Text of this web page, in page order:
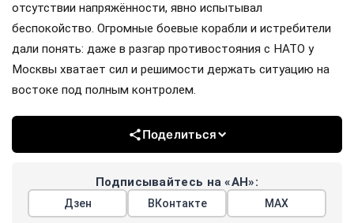
отсутствии напряжённости, явно испытывал
беспокойство. Огромные боевые корабли и истребители
дали понять: даже в разгар противостояния с НАТО у
Москвы хватает сил и решимости держать ситуацию на
востоке под полным контролем.
Поделиться
Подписывайтесь на «АН»:
Дзен ВКонтакте МАХ